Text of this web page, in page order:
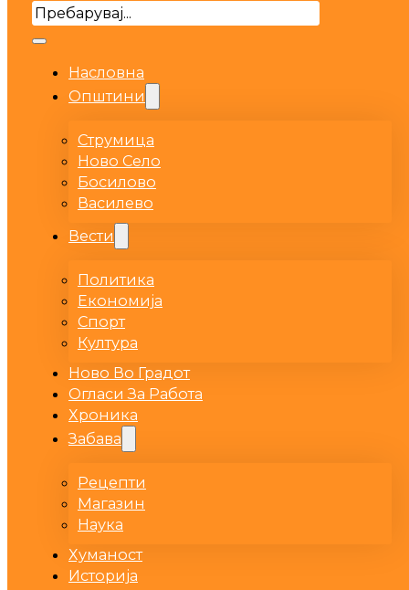
Search
Насловна
Општини
Струмица
Ново Село
Босилово
Василево
Вести
Политика
Економија
Спорт
Култура
Ново Во Градот
Огласи За Работа
Хроника
Забава
Рецепти
Магазин
Наука
Хуманост
Историја